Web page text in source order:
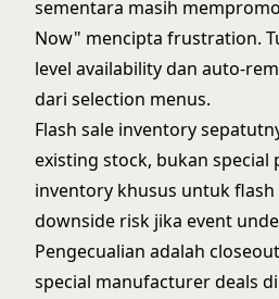
sementara masih
Now" mencipta frustration.
level availability dan auto-
dari selection menus.
Flash sale inventory
existing stock, bukan special
inventory khusus untuk flash
downside risk jika event
Pengecualian adalah
special manufacturer deals